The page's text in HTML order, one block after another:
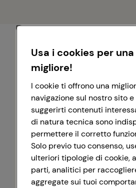
Usa i cookies per
migliore!
I cookie ti offrono una
navigazione sul nostro sito
suggerirti contenuti
di natura tecnica sono
permettere il corretto
Solo previo tuo consenso,
ulteriori tipologie di cookie,
parti, analitici per
aggregate sui tuoi